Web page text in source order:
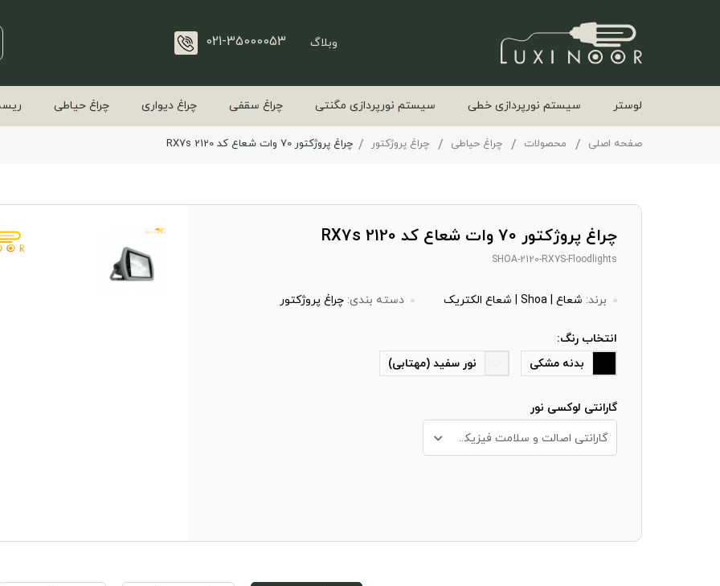
وبلاگ 021-35000053
لوستر سیستم نورپردازی خطی سیستم نورپردازی مگنتی چراغ سقفی چراغ دیواری چراغ حیاطی
صفحه اصلی محصولات چراغ حیاطی چراغ پروژکتور چراغ پروژکتور 70 وات شعاع کد RX7s 2120
چراغ پروژکتور 70 وات شعاع کد RX7s 2120
SHOA-2120-RX7S-Floodlights
برند: شعاع | Shoa | شعاع الکتریک دسته بندی: چراغ پروژکتور
انتخاب رنگ:
بدنه مشکی
نور سفید (مهتابی)
گارانتی لوکسی نور
گارانتی اصالت و سلامت فیزیکی کالا + 10 سال خدمات پس از فروش